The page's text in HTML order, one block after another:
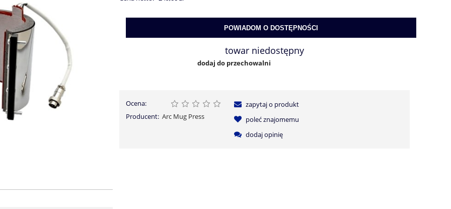
POWIADOM O DOSTĘPNOŚCI
towar niedostępny
dodaj do przechowalni
Ocena:
Producent: Arc Mug Press
zapytaj o produkt
poleć znajomemu
dodaj opinię